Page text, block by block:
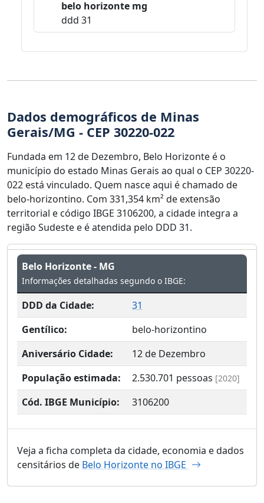
belo horizonte mg
ddd 31
Dados demográficos de Minas
Gerais/MG - CEP 30220-022
Fundada em 12 de Dezembro, Belo Horizonte é o
município do estado Minas Gerais ao qual o CEP 30220-
022 está vinculado. Quem nasce aqui é chamado de
belo-horizontino. Com 331,354 km² de extensão
territorial e código IBGE 3106200, a cidade integra a
região Sudeste e é atendida pelo DDD 31.
Belo Horizonte - MG
Informações detalhadas segundo o IBGE:
DDD da Cidade:
31
Gentílico:
belo-horizontino
Aniversário Cidade:
12 de Dezembro
População estimada:
2.530.701 pessoas [2020]
Cód. IBGE Município: 3106200
Veja a ficha completa da cidade, economia e dados
censitários de Belo Horizonte no IBGE